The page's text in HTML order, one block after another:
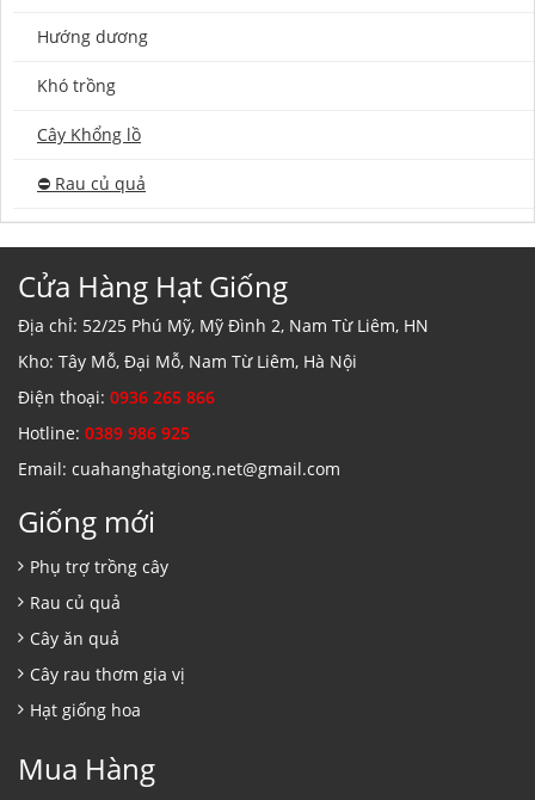
Hướng dương
Khó trồng
Cây Khổng lồ
⛔️ Rau củ quả
Cửa Hàng Hạt Giống
Địa chỉ: 52/25 Phú Mỹ, Mỹ Đình 2, Nam Từ Liêm, HN
Kho: Tây Mỗ, Đại Mỗ, Nam Từ Liêm, Hà Nội
Điện thoại: 0936 265 866
Hotline: 0389 986 925
Email: cuahanghatgiong.net@gmail.com
Giống mới
Phụ trợ trồng cây
Rau củ quả
Cây ăn quả
Cây rau thơm gia vị
Hạt giống hoa
Mua Hàng